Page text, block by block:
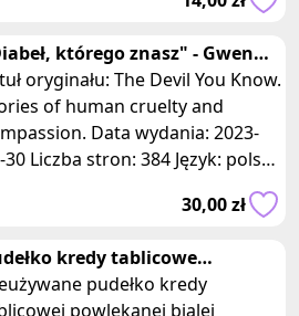
którego znasz" - Gwen
Eileen Horne (-30%)
oryginału: The Devil You Know.
of human cruelty and
Data wydania: 2023-
384 Język: polski
30,00 zł
kredy tablicowe
bialej 50 lasek PRL
pudełko kredy
powlekanej bialej